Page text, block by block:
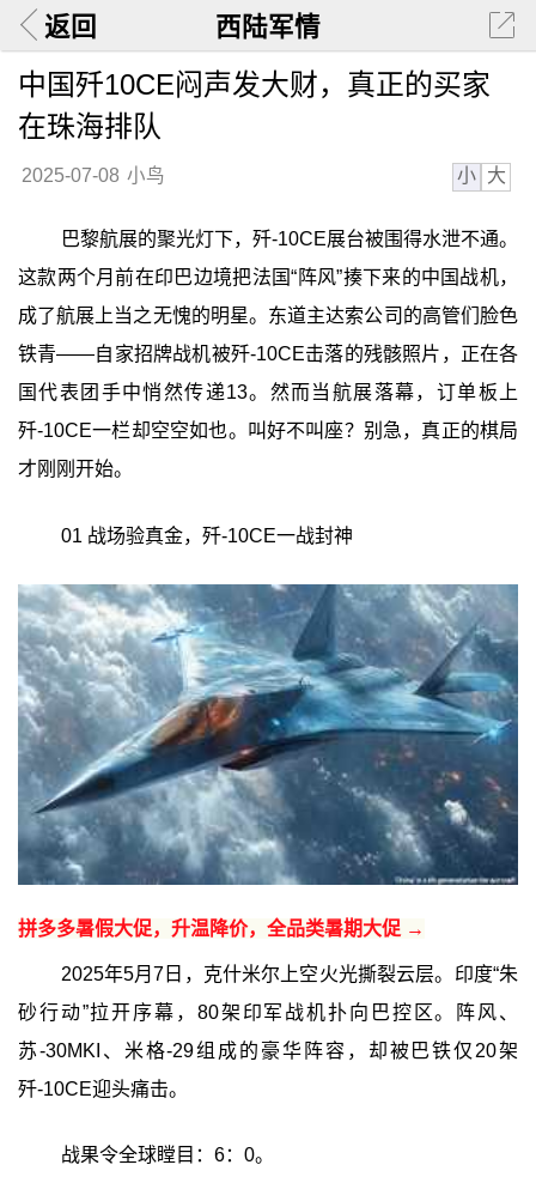
返回 西陆军情
中国歼10CE闷声发大财，真正的买家
在珠海排队
2025-07-08 小鸟 小 大
巴黎航展的聚光灯下，歼-10CE展台被围得水泄不通。
这款两个月前在印巴边境把法国“阵风”揍下来的中国战机，
成了航展上当之无愧的明星。东道主达索公司的高管们脸色
铁青——自家招牌战机被歼-10CE击落的残骸照片，正在各
国代表团手中悄然传递13。然而当航展落幕，订单板上
歼-10CE一栏却空空如也。叫好不叫座？别急，真正的棋局
才刚刚开始。
01 战场验真金，歼-10CE一战封神
拼多多暑假大促，升温降价，全品类暑期大促 →
2025年5月7日，克什米尔上空火光撕裂云层。印度“朱
砂行动”拉开序幕，80架印军战机扑向巴控区。阵风、
苏-30MKI、米格-29组成的豪华阵容，却被巴铁仅20架
歼-10CE迎头痛击。
战果令全球瞠目：6：0。